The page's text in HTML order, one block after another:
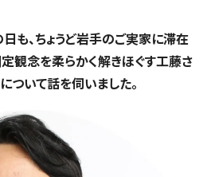
も、ちょうど岩手のご実家に滞在
定観念を柔らかく解きほぐす工藤さ
ついて話を伺いました。